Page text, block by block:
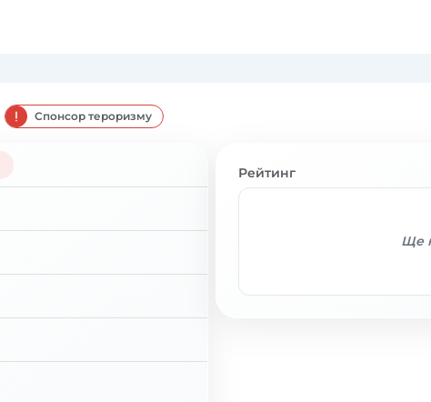
Спонсор тероризму
Рейтинг
Ще